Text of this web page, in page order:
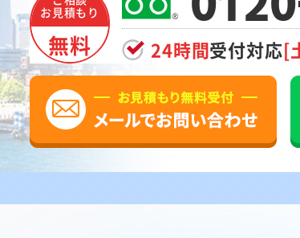
お見積もり
無料 24時間受付対応[